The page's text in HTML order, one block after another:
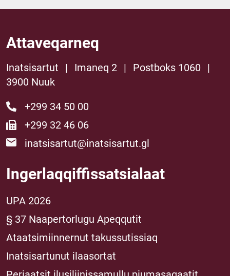
Attaveqarneq
Inatsisartut | Imaneq 2 | Postboks 1060
|
3900 Nuuk
+299 34 50 00
+299 32 46 06
inatsisartut@inatsisartut.gl
Ingerlaqqiffissatsialaat
UPA 2026
§ 37 Naapertorlugu Apeqqutit
Ataatsimiinnernut takussutissiaq
Inatsisartunut ilaasortat